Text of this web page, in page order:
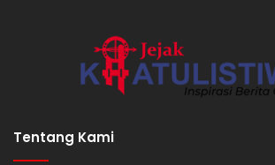
Tentang Kami